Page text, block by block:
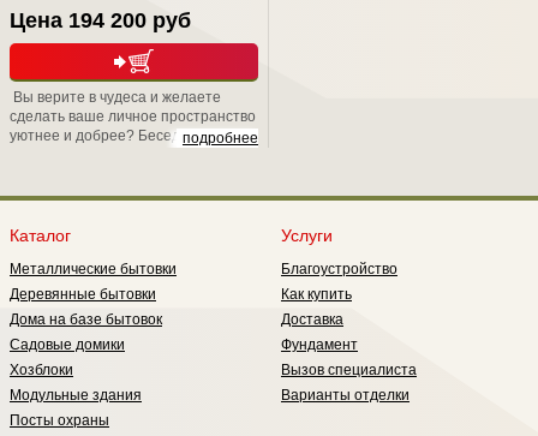
Цена 194 200 руб
подробнее
Вы верите в чудеса и желаете
сделать ваше личное пространство
уютнее и добрее? Беседка
Каталог
Металлические бытовки
Деревянные бытовки
Дома на базе бытовок
Садовые домики
Хозблоки
Модульные здания
Посты охраны
Услуги
Благоустройство
Как купить
Доставка
Фундамент
Вызов специалиста
Варианты отделки